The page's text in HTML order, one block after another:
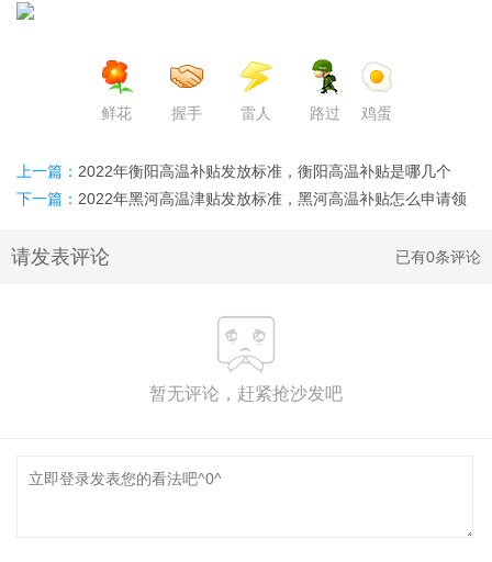
鲜花 握手 雷人 路过 鸡蛋
上一篇： 2022年衡阳高温补贴发放标准，衡阳高温补贴是哪几个
月，衡阳高温津贴怎么领取
下一篇： 2022年黑河高温津贴发放标准，黑河高温补贴怎么申请领
已有0条评论
请发表评论
暂无评论，赶紧抢沙发吧